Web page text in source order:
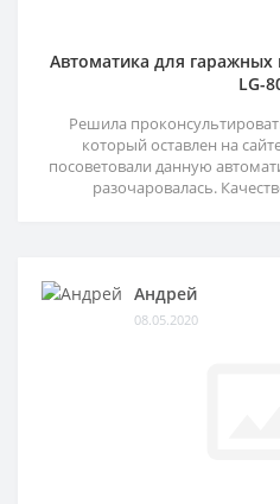
Автоматика для гаражных
LG-
Решила
который оставлен на
посоветовали данную
разочаровалась.
Андрей
08.05.2020